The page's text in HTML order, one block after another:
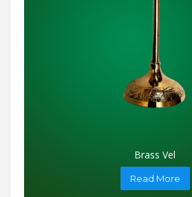
Brass Vel
Read More